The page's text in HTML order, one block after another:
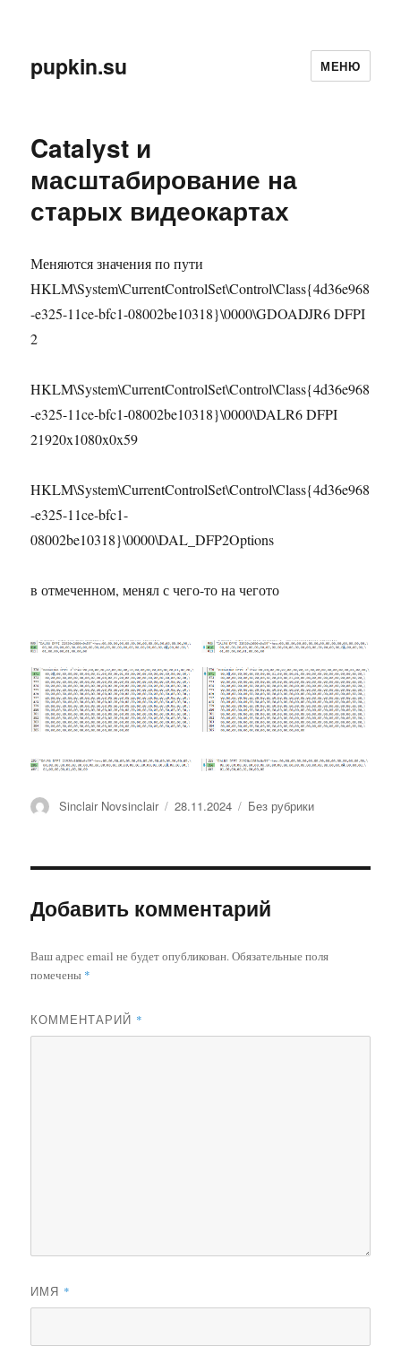
pupkin.su МЕНЮ
Catalyst и
масштабирование на
старых видеокартах
Меняются значения по пути
HKLM\System\CurrentControlSet\Control\Class{4d36e968
-e325-11ce-bfc1-08002be10318}\0000\GDOADJR6 DFPI
2
HKLM\System\CurrentControlSet\Control\Class{4d36e968
-e325-11ce-bfc1-08002be10318}\0000\DALR6 DFPI
21920x1080x0x59
HKLM\System\CurrentControlSet\Control\Class{4d36e968
-e325-11ce-bfc1-
08002be10318}\0000\DAL_DFP2Options
в отмеченном, менял с чего-то на чегото
Автор
Sinclair Novsinclair Опубликовано
28.11.2024 Рубрики
Без рубрики
Добавить комментарий
Ваш адрес email не будет опубликован.Обязательные поля
помечены *
КОММЕНТАРИЙ *
ИМЯ *